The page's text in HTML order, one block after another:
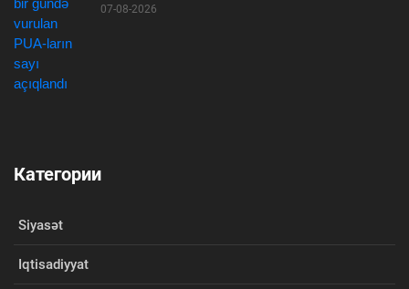
07-08-2026
Категории
Siyasət
Iqtisadiyyat